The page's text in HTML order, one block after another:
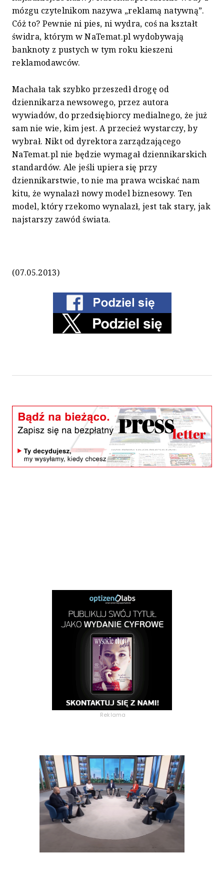
mózgu czytelnikom nazywa „reklamą natywną”.
Cóż to? Pewnie ni pies, ni wydra, coś na kształt
świdra, którym w NaTemat.pl wydobywają
banknoty z pustych w tym roku kieszeni
reklamodawców.
Machała tak szybko przeszedł drogę od
dziennikarza newsowego, przez autora
wywiadów, do przedsiębiorcy medialnego, że już
sam nie wie, kim jest. A przecież wystarczy, by
wybrał. Nikt od dyrektora zarządzającego
NaTemat.pl nie będzie wymagał dziennikarskich
standardów. Ale jeśli upiera się przy
dziennikarstwie, to nie ma prawa wciskać nam
kitu, że wynalazł nowy model biznesowy. Ten
model, który rzekomo wynalazł, jest tak stary, jak
najstarszy zawód świata.
(07.05.2013)
Reklama